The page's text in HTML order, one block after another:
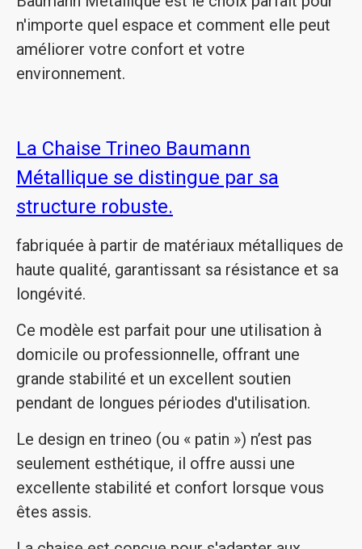
n'importe quel espace et comment elle peut
améliorer votre confort et votre
environnement.
La Chaise Trineo Baumann
Métallique se distingue par sa
structure robuste.
fabriquée à partir de matériaux métalliques de
haute qualité, garantissant sa résistance et sa
longévité.
Ce modèle est parfait pour une utilisation à
domicile ou professionnelle, offrant une
grande stabilité et un excellent soutien
pendant de longues périodes d'utilisation.
Le design en trineo (ou « patin ») n’est pas
seulement esthétique, il offre aussi une
excellente stabilité et confort lorsque vous
êtes assis.